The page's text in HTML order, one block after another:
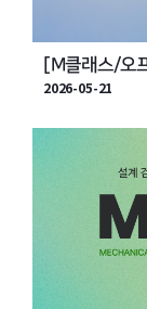
[M클래스/오
MeshFree 실
2026-05-21